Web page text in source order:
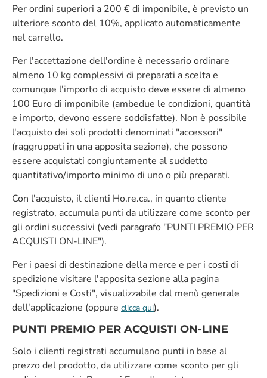
Per ordini superiori a 200 € di imponibile, è previsto un
ulteriore sconto del 10%, applicato automaticamente
nel carrello.
Per l'accettazione dell'ordine è necessario ordinare
almeno 10 kg complessivi di preparati a scelta e
comunque l'importo di acquisto deve essere di almeno
100 Euro di imponibile (ambedue le condizioni, quantità
e importo, devono essere soddisfatte). Non è possibile
l'acquisto dei soli prodotti denominati "accessori"
(raggruppati in una apposita sezione), che possono
essere acquistati congiuntamente al suddetto
quantitativo/importo minimo di uno o più preparati.
Con l'acquisto, il clienti Ho.re.ca., in quanto cliente
registrato, accumula punti da utilizzare come sconto per
gli ordini successivi (vedi paragrafo "PUNTI PREMIO PER
ACQUISTI ON-LINE").
Per i paesi di destinazione della merce e per i costi di
spedizione visitare l'apposita sezione alla pagina
"Spedizioni e Costi", visualizzabile dal menù generale
dell'applicazione (oppure clicca qui).
PUNTI PREMIO PER ACQUISTI ON-LINE
Solo i clienti registrati accumulano punti in base al
prezzo del prodotto, da utilizzare come sconto per gli